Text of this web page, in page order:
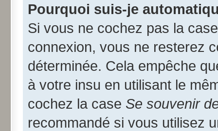
Pourquoi suis-je
Si vous ne cochez pas la
connexion, vous ne resterez
déterminée. Cela empêche
à votre insu en utilisant le
cochez la case Se souvenir
recommandé si vous utilisez